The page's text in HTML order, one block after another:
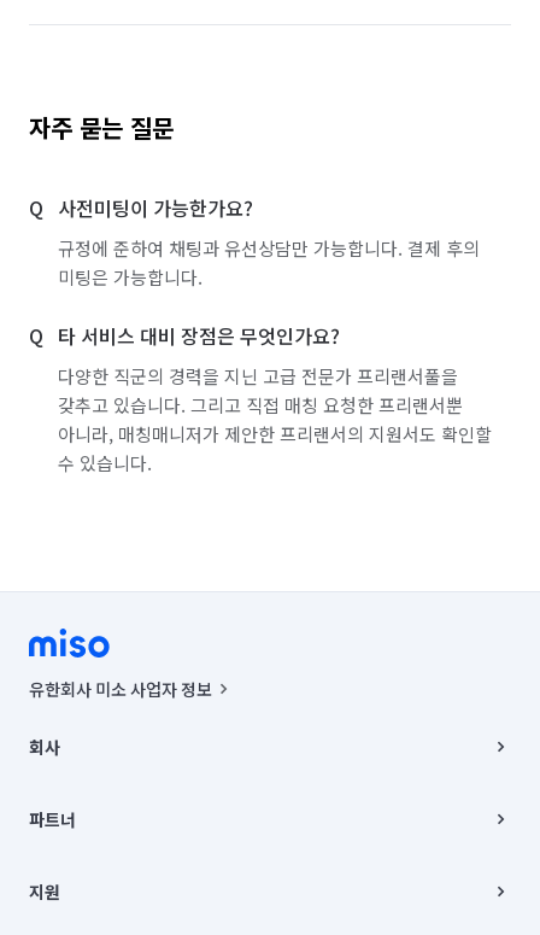
자주 묻는 질문
사전미팅이 가능한가요?
규정에 준하여 채팅과 유선상담만 가능합니다. 결제 후의
미팅은 가능합니다.
타 서비스 대비 장점은 무엇인가요?
다양한 직군의 경력을 지닌 고급 전문가 프리랜서풀을
갖추고 있습니다. 그리고 직접 매칭 요청한 프리랜서뿐
아니라, 매칭매니저가 제안한 프리랜서의 지원서도 확인할
수 있습니다.
유한회사 미소 사업자 정보
00019 |
주소 | 본사: 서울특별시 종로구 율곡로 6(중학동, 트윈트리빌딩) B동 5층
컨택센터 : 서울특별시 종로구 수송동 율곡로 24, 7층, 8층 미소
상품, 상품정보, 거래에 관한 의무와 책임은 거래당사자에게 있습니다.
언론 보도 관련 문의:
회사
채용
파트너
이사
지원